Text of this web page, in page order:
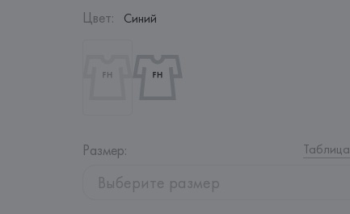
Цвет: Синий
Размер:
Выберите размер